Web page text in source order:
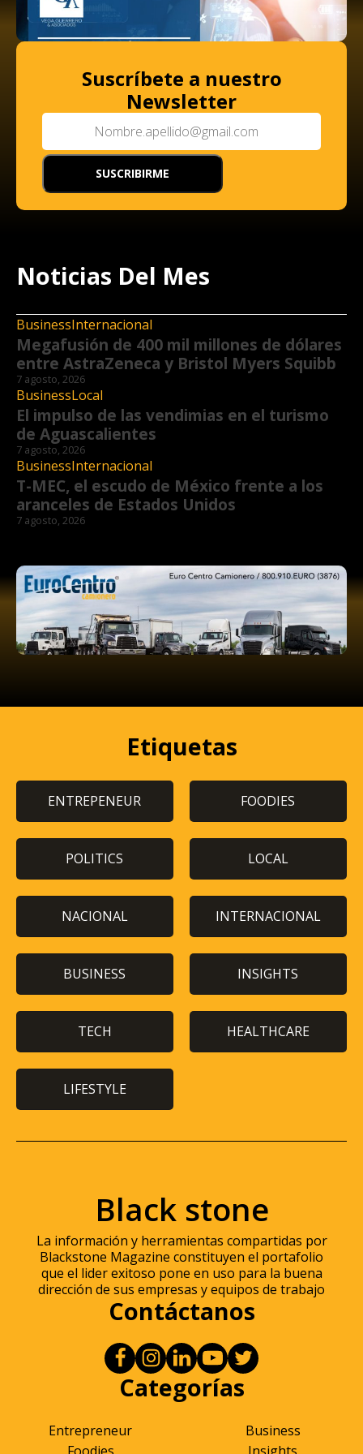
Suscríbete a nuestro
Newsletter
Noticias Del Mes
BusinessInternacional
Megafusión de 400 mil millones de dólares
entre AstraZeneca y Bristol Myers Squibb
7 agosto, 2026
BusinessLocal
El impulso de las vendimias en el turismo
de Aguascalientes
7 agosto, 2026
BusinessInternacional
T-MEC, el escudo de México frente a los
aranceles de Estados Unidos
7 agosto, 2026
Etiquetas
ENTREPENEUR FOODIES
POLITICS LOCAL
NACIONAL INTERNACIONAL
BUSINESS INSIGHTS
TECH HEALTHCARE
LIFESTYLE
Black stone
La información y herramientas compartidas por
Blackstone Magazine constituyen el portafolio
que el lider exitoso pone en uso para la buena
dirección de sus empresas y equipos de trabajo
Contáctanos
Categorías
Entrepreneur
Business